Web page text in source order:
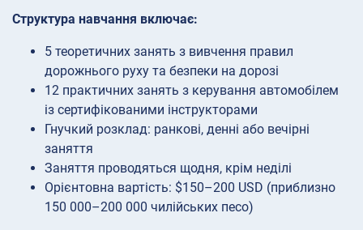
Структура навчання включає:
5 теоретичних занять з вивчення правил
дорожнього руху та безпеки на дорозі
12 практичних занять з керування автомобілем
із сертифікованими інструкторами
Гнучкий розклад: ранкові, денні або вечірні
заняття
Заняття проводяться щодня, крім неділі
Орієнтовна вартість: $150–200 USD (приблизно
150 000–200 000 чилійських песо)